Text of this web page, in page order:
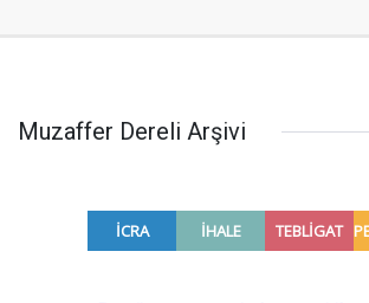
Muzaffer Dereli Arşivi